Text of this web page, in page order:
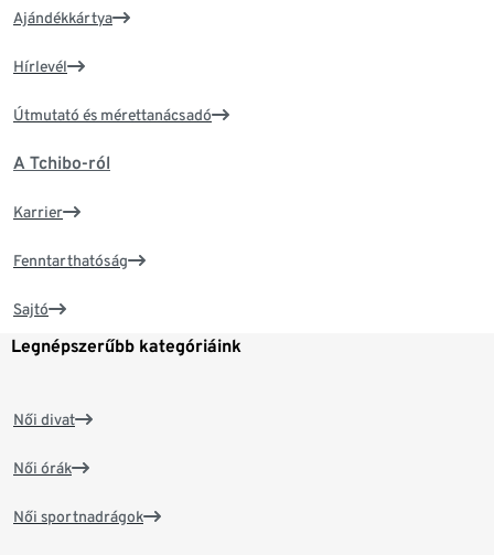
Ajándékkártya
Hírlevél
Útmutató és mérettanácsadó
A Tchibo-ról
Karrier
Fenntarthatóság
Sajtó
Legnépszerűbb kategóriáink
Női divat
Női órák
Női sportnadrágok